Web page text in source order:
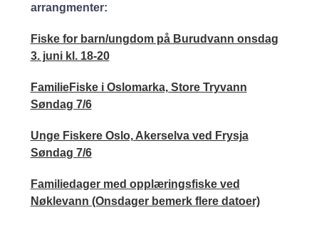
arrangmenter:
Fiske for barn/ungdom på Burudvann onsdag
3. juni kl. 18-20
FamilieFiske i Oslomarka, Store Tryvann
Søndag 7/6
Unge Fiskere Oslo, Akerselva ved Frysja
Søndag 7/6
Familiedager med opplæringsfiske ved
Nøklevann (Onsdager bemerk flere datoer)